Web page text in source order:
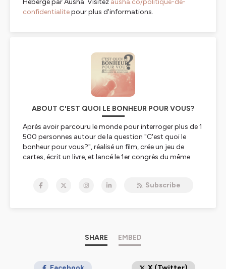
Hébergé par Ausha. Visitez ausha.co/politique-de-
confidentialitepour plus d'informations.
ABOUT C'EST QUOI LE BONHEUR POUR VOUS?
Après avoir parcouru le monde pour interroger plus de 1
500 personnes autour de la question "C'est quoi le
bonheur pour vous?", réalisé un film, crée un jeu de
cartes, écrit un livre, et lancé le 1er congrès du même
questions relatives au bonheur, à la connaissance de
le bonheur signifie pour chaque invité, ainsi que les
moyens par lesquels ils l’ont trouvé ou le recherchent
Subscribe
SHARE EMBED